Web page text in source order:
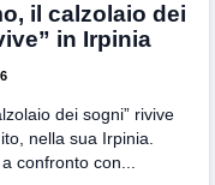
il calzolaio dei
in Irpinia
dei sogni” rivive
nella sua Irpinia.
confronto con...